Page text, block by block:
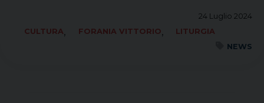
24 Luglio 2024
CULTURA, FORANIA VITTORIO,
LITURGIA
NEWS